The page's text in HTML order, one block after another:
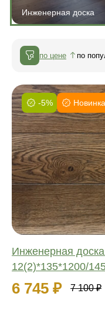
Инженерная доска
по цене по
-5% Новинка
Инженерная
12(2)*135*1200/
6 745 ₽ 7 100 ₽
Фаска:
Соединение:
Обработка:
Длина:
Ширина:
Толщина: